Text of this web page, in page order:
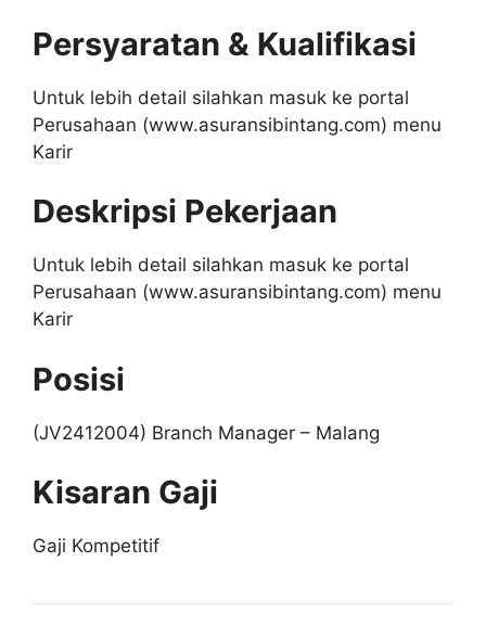
Persyaratan & Kualifikasi
Untuk lebih detail silahkan masuk ke portal
Perusahaan (www.asuransibintang.com) menu
Karir
Deskripsi Pekerjaan
Untuk lebih detail silahkan masuk ke portal
Perusahaan (www.asuransibintang.com) menu
Karir
Posisi
(JV2412004) Branch Manager – Malang
Kisaran Gaji
Gaji Kompetitif